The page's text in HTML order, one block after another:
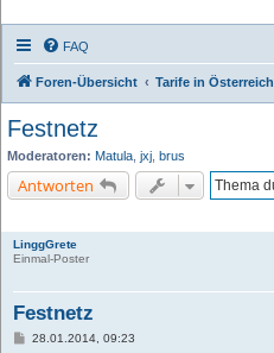
FAQ
Foren-Übersicht Tarife in Österreich
Festnetz
Moderatoren: Matula jxj brus
Antworten
LinggGrete
Einmal-Poster
Festnetz
B28.01.2014, 09:23